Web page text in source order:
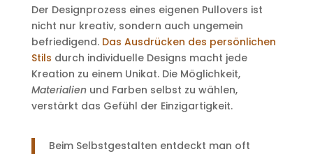
Der Designprozess eines eigenen Pullovers ist
nicht nur kreativ, sondern auch ungemein
befriedigend. Das Ausdrücken des persönlichen
Stils durch individuelle Designs macht jede
Kreation zu einem Unikat. Die Möglichkeit,
Materialienund Farben selbst zu wählen,
verstärkt das Gefühl der Einzigartigkeit.
Beim Selbstgestalten entdeckt man oft